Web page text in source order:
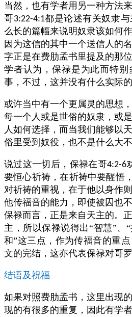
当然，也有学者用另一种方法
哥3:22-4:1都是论述有关奴隶
么长的篇幅来说明奴隶该如何
因为这信的其中一个送信人的
字正是在费肋孟书里提及的那
学者认为，保禄是为此而特
事，不过，这并没有什么实际的
或许当中有一个更属灵的思想
每一个人或是世俗的奴隶，或
人如何选择，而当我们能够以
俗里受到奴役，也不是什么大不
说过这一切后，保禄在哥4:2-6
要恒心祈祷，在祈祷中要醒悟
对祈祷的重视，在于他以身作
他传福音的能力，即使被囚也
保禄而言，正是来自天主的。
主，所以保禄说得出“智慧”、
和”这三点，作为传福音的重
文的完结，这亦代表保禄对哥
结语及祝福
如果对照费肋孟书，这里出现
现的有很多的重复，因此有学